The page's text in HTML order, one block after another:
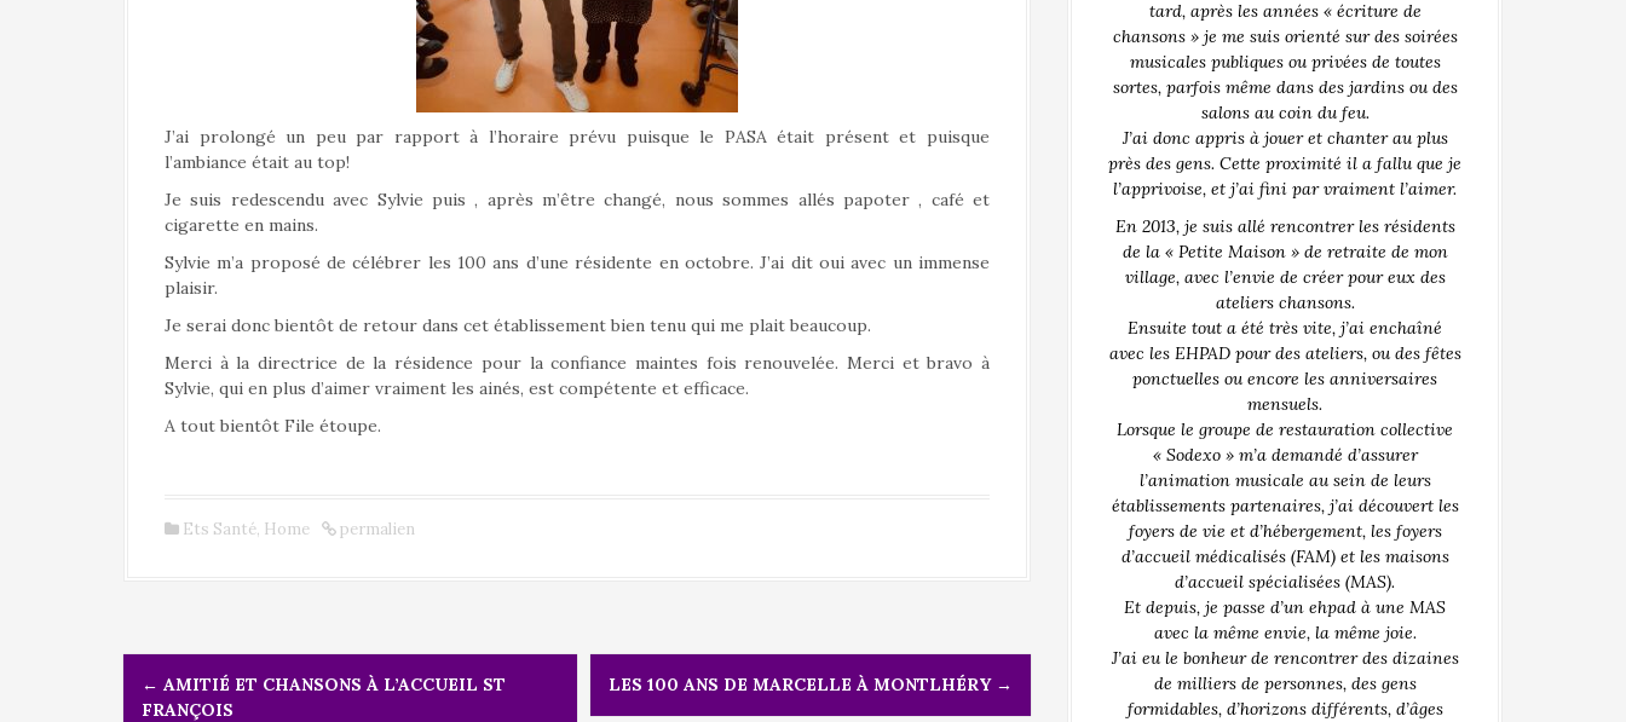
J’ai prolongé un peu par rapport à l’horaire prévu puisque le PASA était présent et puisque
l’ambiance était au top!
Je suis redescendu avec Sylvie puis , après m’être changé, nous sommes allés papoter , café et
cigarette en mains.
Sylvie m’a proposé de célébrer les 100 ans d’une résidente en octobre. J’ai dit oui avec un immense
plaisir.
Je serai donc bientôt de retour dans cet établissement bien tenu qui me plait beaucoup.
Merci à la directrice de la résidence pour la confiance maintes fois renouvelée. Merci et bravo à
Sylvie, qui en plus d’aimer vraiment les ainés, est compétente et efficace.
A tout bientôt File étoupe.
Ets Santé, Home permalien
← AMITIÉ ET CHANSONS À L’ACCUEIL ST
FRANÇOIS
LES 100 ANS DE MARCELLE À MONTLHÉRY →
tard, après les années « écriture de
chansons » je me suis orienté sur des soirées
musicales publiques ou privées de toutes
sortes, parfois même dans des jardins ou des
salons au coin du feu.
J’ai donc appris à jouer et chanter au plus
près des gens. Cette proximité il a fallu que je
l’apprivoise, et j’ai fini par vraiment l’aimer.
En 2013, je suis allé rencontrer les résidents
de la « Petite Maison » de retraite de mon
village, avec l’envie de créer pour eux des
ateliers chansons.
Ensuite tout a été très vite, j’ai enchaîné
avec les EHPAD pour des ateliers, ou des fêtes
ponctuelles ou encore les anniversaires
mensuels.
Lorsque le groupe de restauration collective
« Sodexo » m’a demandé d’assurer
l’animation musicale au sein de leurs
établissements partenaires, j’ai découvert les
foyers de vie et d’hébergement, les foyers
d’accueil médicalisés (FAM) et les maisons
d’accueil spécialisées (MAS).
Et depuis, je passe d’un ehpad à une MAS
avec la même envie, la même joie.
J’ai eu le bonheur de rencontrer des dizaines
de milliers de personnes, des gens
formidables, d’horizons différents, d’âges